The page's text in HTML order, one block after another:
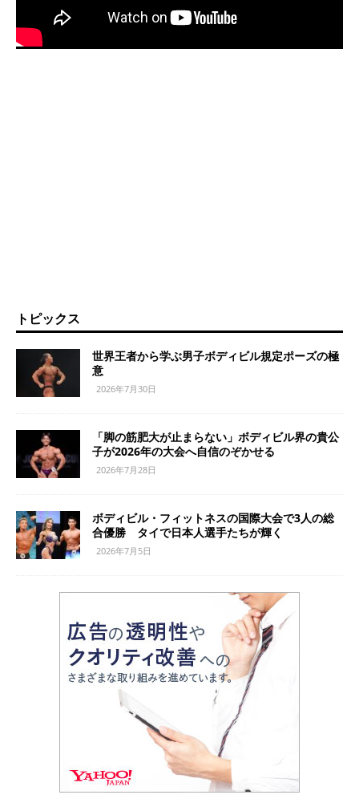
トピックス
世界王者から学ぶ男子ボディビル規定ポーズの極
意
2026年7月30日
「脚の筋肥大が止まらない」ボディビル界の貴公
子が2026年の大会へ自信のぞかせる
2026年7月28日
ボディビル・フィットネスの国際大会で3人の総
合優勝 タイで日本人選手たちが輝く
2026年7月5日